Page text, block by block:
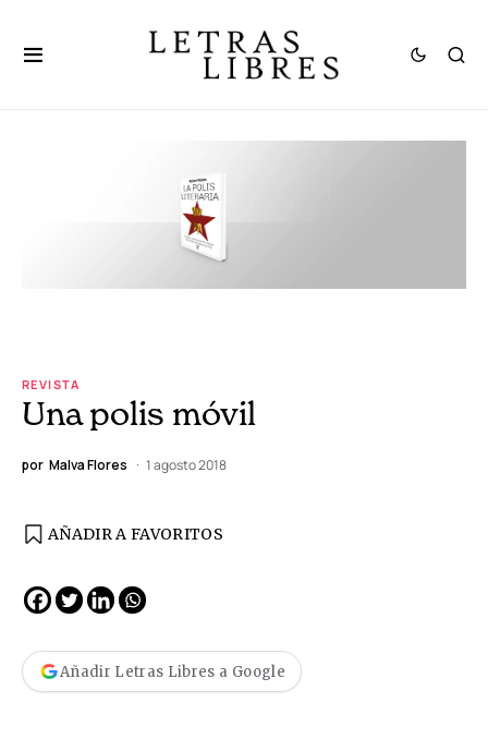
REVISTA
Una polis móvil
por Malva Flores 1 agosto 2018
AÑADIR A FAVORITOS
Añadir Letras Libres a Google